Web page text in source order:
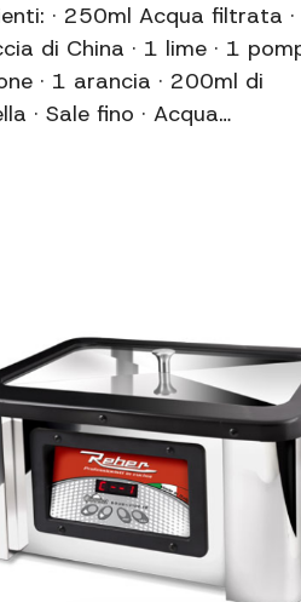
· 250ml Acqua filtrata ·
di China · 1 lime · 1
· 1 arancia · 200ml di
· Sale fino · Acqua…